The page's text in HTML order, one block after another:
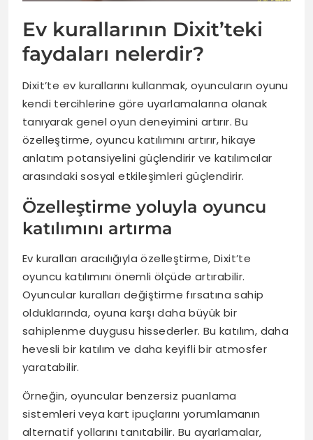
Ev kurallarının Dixit’teki
faydaları nelerdir?
Dixit’te ev kurallarını kullanmak, oyuncuların oyunu
kendi tercihlerine göre uyarlamalarına olanak
tanıyarak genel oyun deneyimini artırır. Bu
özelleştirme, oyuncu katılımını artırır, hikaye
anlatım potansiyelini güçlendirir ve katılımcılar
arasındaki sosyal etkileşimleri güçlendirir.
Özelleştirme yoluyla oyuncu
katılımını artırma
Ev kuralları aracılığıyla özelleştirme, Dixit’te
oyuncu katılımını önemli ölçüde artırabilir.
Oyuncular kuralları değiştirme fırsatına sahip
olduklarında, oyuna karşı daha büyük bir
sahiplenme duygusu hissederler. Bu katılım, daha
hevesli bir katılım ve daha keyifli bir atmosfer
yaratabilir.
Örneğin, oyuncular benzersiz puanlama
sistemleri veya kart ipuçlarını yorumlamanın
alternatif yollarını tanıtabilir. Bu ayarlamalar,